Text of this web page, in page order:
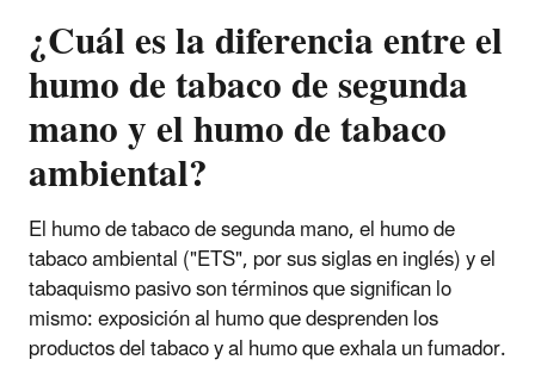
¿Cuál es la diferencia entre el
humo de tabaco de segunda
mano y el humo de tabaco
ambiental?
El humo de tabaco de segunda mano, el humo de
tabaco ambiental ("ETS", por sus siglas en inglés) y el
tabaquismo pasivo son términos que significan lo
mismo: exposición al humo que desprenden los
productos del tabaco y al humo que exhala un fumador.